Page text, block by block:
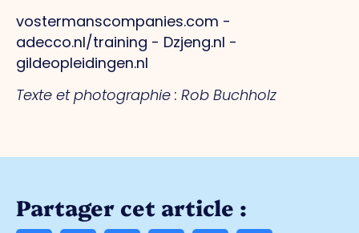
vostermanscompanies.com -
adecco.nl/training - Dzjeng.nl -
gildeopleidingen.nl
Texte et photographie : Rob Buchholz
Partager cet article :